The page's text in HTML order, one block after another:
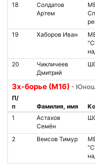
18
Солдатов
Артем
19 Хаборов Иван
20
Чикличеев
Дмитрий
3х-борье (М16) -
П/
п
Фамилия, имя
1
Астахов
Семён
2 Веисов Тимур